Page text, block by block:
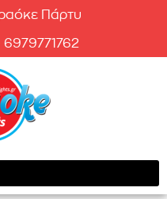
Πάρτυ
6979771762